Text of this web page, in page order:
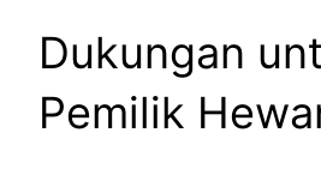
Dukungan
Pemilik